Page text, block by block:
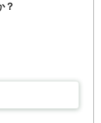
？